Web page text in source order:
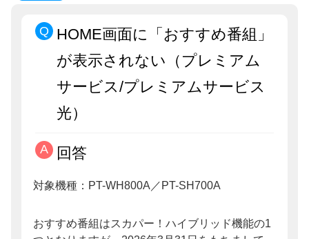
HOME画面に「おすすめ番組」
が表示されない（プレミアム
サービス/プレミアムサービス
光）
回答
対象機種：PT-WH800A／PT-SH700A
おすすめ番組はスカパー！ハイブリッド機能の1